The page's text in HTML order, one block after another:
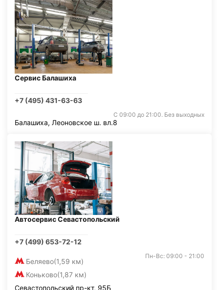
Сервис Балашиха
+7 (495) 431-63-63
С 09:00 до 21:00. Без выходных
Балашиха, Леоновское ш. вл.8
Автосервис Севастопольский
+7 (499) 653-72-12
Беляево(1,59 км)
Коньково(1,87 км)
Пн-Вс: 09:00 - 21:00
Севастопольский пр-кт, 95Б